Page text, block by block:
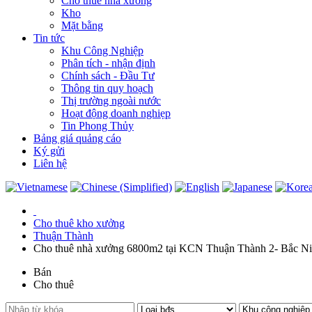
Kho
Mặt bằng
Tin tức
Khu Công Nghiệp
Phân tích - nhận định
Chính sách - Đầu Tư
Thông tin quy hoạch
Thị trường ngoài nước
Hoạt động doanh nghiẹp
Tin Phong Thủy
Bảng giá quảng cáo
Ký gửi
Liên hệ
Cho thuê kho xưởng
Thuận Thành
Cho thuê nhà xưởng 6800m2 tại KCN Thuận Thành 2- Bắc
Bán
Cho thuê